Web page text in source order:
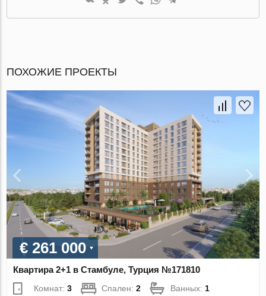
ПОХОЖИЕ ПРОЕКТЫ
€ 261 000
Квартира 2+1 в Стамбуле, Турция №171810
Комнат:3 Спален:2 Ванных:1